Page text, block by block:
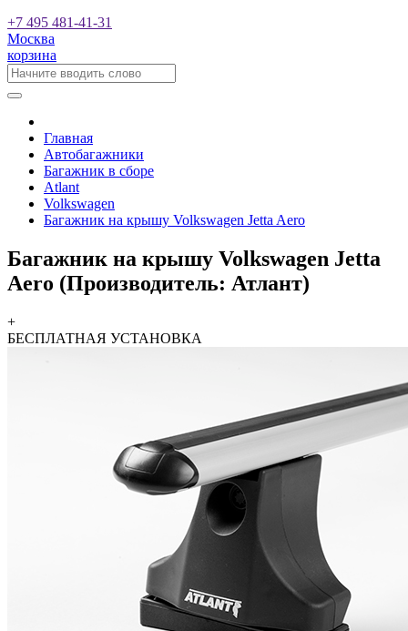
+7 495 481-41-31
Москва
корзина
Главная
Автобагажники
Багажник в сборе
Atlant
Volkswagen
Багажник на крышу Volkswagen Jetta Aero
Багажник на крышу Volkswagen Jetta
Aero (Производитель: Атлант)
+
БЕСПЛАТНАЯ УСТАНОВКА